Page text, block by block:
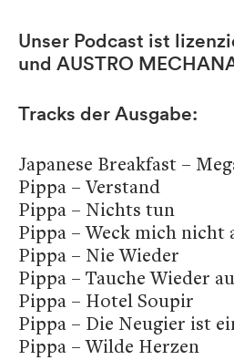
Unser Podcast ist
und AUSTRO
Tracks der Ausgabe:
Japanese Breakfast –
Pippa – Verstand
Pippa – Nichts tun
Pippa – Weck mich nicht
Pippa – Nie Wieder
Pippa – Tauche Wieder
Pippa – Hotel Soupir
Pippa – Die Neugier ist
Pippa – Wilde Herzen